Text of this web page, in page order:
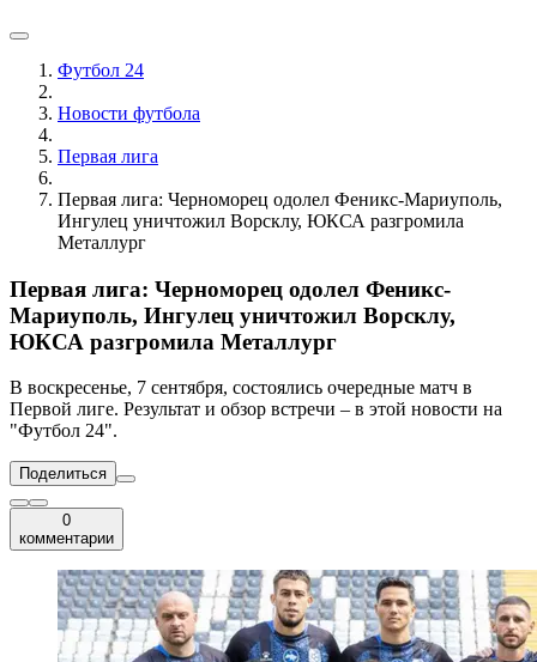
Футбол 24
Новости футбола
Первая лига
Первая лига: Черноморец одолел Феникс-Мариуполь,
Ингулец уничтожил Ворсклу, ЮКСА разгромила
Металлург
Первая лига: Черноморец одолел Феникс-
Мариуполь, Ингулец уничтожил Ворсклу,
ЮКСА разгромила Металлург
В воскресенье, 7 сентября, состоялись очередные матч в
Первой лиге. Результат и обзор встречи – в этой новости на
"Футбол 24".
Поделиться
0
комментарии